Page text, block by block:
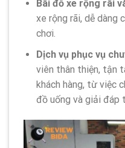
Bãi đỗ xe rộng rãi
xe rộng rãi, dễ dàng
chơi.
Dịch vụ phục vụ
viên thân thiện, tận
khách hàng, từ việc
đồ uống và giải đáp